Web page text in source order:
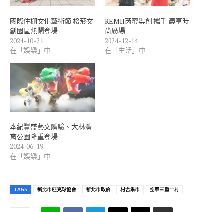
國際住棚文化藝術節 松菸文
創園區熱鬧登場
2024-10-21
在「娛樂」中
REMII芮蜜渠創 攜手 義享時
尚廣場
2024-12-14
在「生活」中
本紀豐盛藝文體驗、大林體
育公園隆重登場
2024-06-19
在「娛樂」中
TAGS 新北市匹克球協會 新北市政府 村舍集市 空軍三重一村